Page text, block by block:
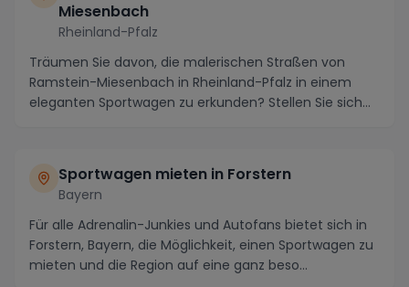
Miesenbach
Rheinland-Pfalz
Träumen Sie davon, die malerischen Straßen von
Ramstein-Miesenbach in Rheinland-Pfalz in einem
eleganten Sportwagen zu erkunden? Stellen Sie sich
Sportwagen mieten in Forstern
Bayern
Für alle Adrenalin-Junkies und Autofans bietet sich in
Forstern, Bayern, die Möglichkeit, einen Sportwagen zu
mieten und die Region auf eine ganz beso...